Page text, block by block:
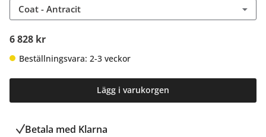
Coat - Antracit
6 828 kr
Beställningsvara: 2-3 veckor
Lägg i varukorgen
Betala med Klarna